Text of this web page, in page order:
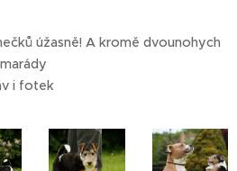
úžasně! A kromě dvounohych
😉
i fotek 😊